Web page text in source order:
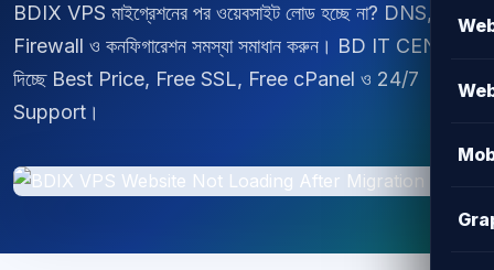
BDIX VPS মাইগ্রেশনের পর ওয়েবসাইট লোড হচ্ছে না? DNS, SSL,
Firewall ও কনফিগারেশন সমস্যা সমাধান করুন। BD IT CENTER
দিচ্ছে Best Price, Free SSL, Free cPanel ও 24/7
Support।